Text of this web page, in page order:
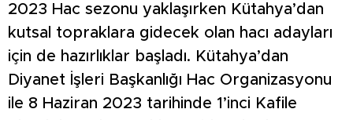
2023 Hac sezonu yaklaşırken Kütahya’dan
kutsal topraklara gidecek olan hacı adayları
için de hazırlıklar başladı. Kütahya’dan
Diyanet İşleri Başkanlığı Hac Organizasyonu
ile 8 Haziran 2023 tarihinde 1’inci Kafile